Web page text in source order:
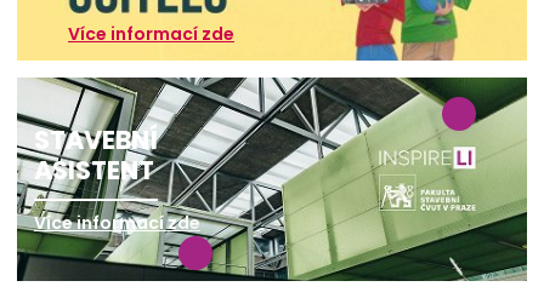
Více informací zde
STAVEBNÍ
ASISTENT
Více informací zde